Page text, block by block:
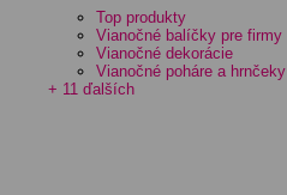
Top produkty
Vianočné balíčky pre firmy
Vianočné dekorácie
Vianočné poháre a hrnčeky
+ 11 ďalších